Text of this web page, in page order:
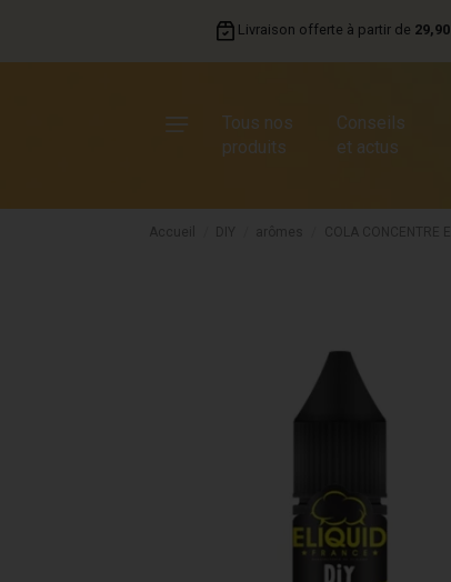
Livraison offerte à partir de
Tous nos
produits
Conseils
et actus